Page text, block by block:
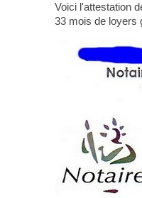
Voici l'attestation
33 mois de loyers